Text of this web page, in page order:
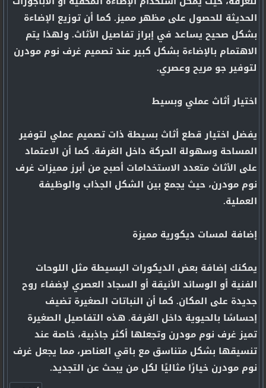
الحديثة للحصول على مظهر مميز. كما أن توزيع الإضاءة
بشكل صحيح يساعد في إبراز تفاصيل الأثاث. ولهذا يتم
الاهتمام بالإضاءة بشكل كبير عند تصميم غرف نوم مودرن
لتوفير جو مريح وعصري.
اختيار أثاث عملي وبسيط
يفضل اختيار قطع أثاث بسيطة ذات تصميم عملي لتوفير
المساحة وسهولة الحركة داخل الغرفة. كما أن الاعتماد
على الأثاث متعدد الاستخدامات أصبح من أبرز مميزات غرف
نوم مودرن، حيث يجمع بين الشكل الجذاب والوظيفة
العملية.
إضافة لمسات ديكورية مميزة
يمكنك إضافة بعض الديكورات البسيطة مثل اللوحات
الفنية أو الوسائد الأنيقة أو السجاد العصري لإضفاء روح
جديدة على المكان. كما أن النباتات الصغيرة تضيف
إحساسًا بالحيوية داخل الغرفة. هذه التفاصيل الصغيرة
تميز غرف نوم مودرن وتجعلها أكثر جاذبية، خاصة عند
تنسيقها بشكل متناسق مع باقي العناصر، مما يجعل غرف
نوم مودرن خيارًا مثاليًا لكل من يبحث عن التجديد.